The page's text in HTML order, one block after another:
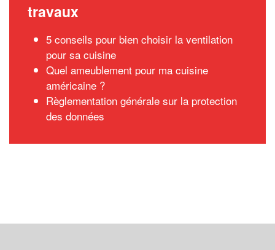
travaux
5 conseils pour bien choisir la ventilation
pour sa cuisine
Quel ameublement pour ma cuisine
américaine ?
Règlementation générale sur la protection
des données